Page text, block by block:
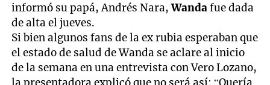
informó su papá, Andrés Nara,Wandafue dada
de alta el jueves.
Si bien algunos fans de la ex rubia esperaban que
el estado de salud de Wanda se aclare al inicio
de la semana en una entrevista con Vero Lozano,